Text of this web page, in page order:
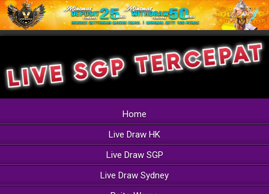
Home
Live Draw HK
Live Draw SGP
Live Draw Sydney